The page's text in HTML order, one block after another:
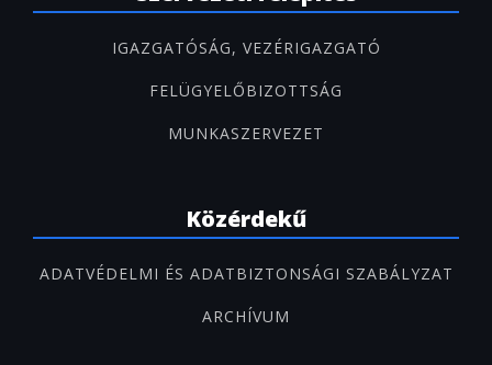
IGAZGATÓSÁG, VEZÉRIGAZGATÓ
FELÜGYELŐBIZOTTSÁG
MUNKASZERVEZET
Közérdekű
ADATVÉDELMI ÉS ADATBIZTONSÁGI SZABÁLYZAT
ARCHÍVUM